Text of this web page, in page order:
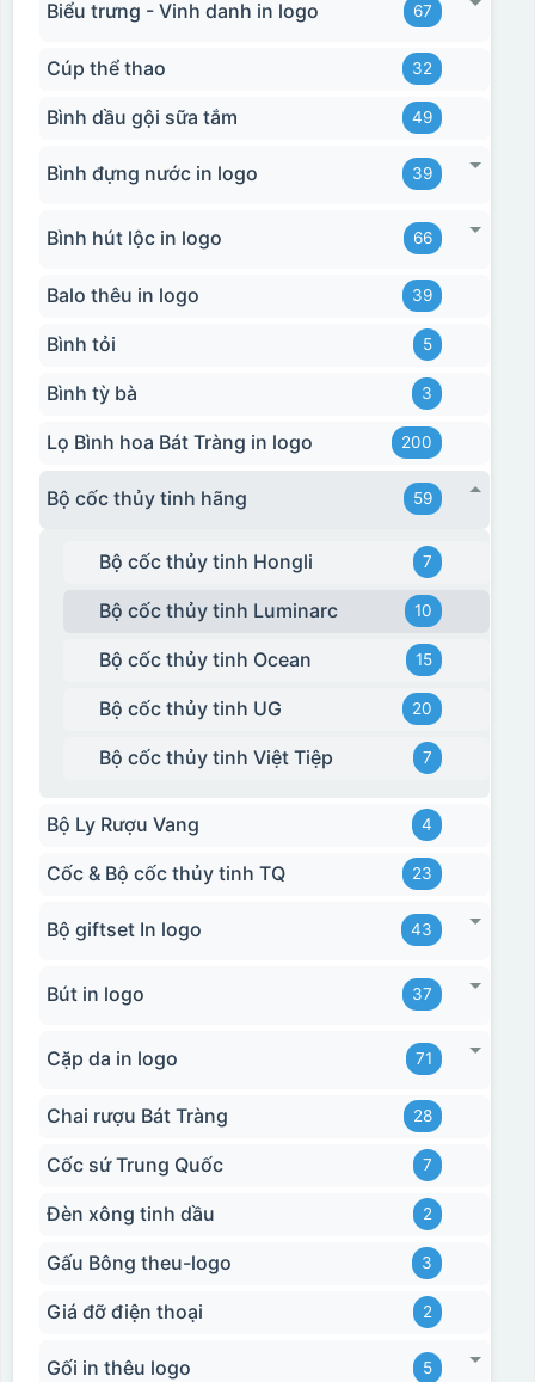
Biểu trưng - Vinh danh in logo 67
Cúp thể thao 32
Bình dầu gội sữa tắm 49
Bình đựng nước in logo 39
Bình hút lộc in logo 66
Balo thêu in logo 39
Bình tỏi 5
Bình tỳ bà 3
Lọ Bình hoa Bát Tràng in logo 200
Bộ cốc thủy tinh hãng 59
Bộ cốc thủy tinh Hongli 7
Bộ cốc thủy tinh Luminarc 10
Bộ cốc thủy tinh Ocean 15
Bộ cốc thủy tinh UG 20
Bộ cốc thủy tinh Việt Tiệp 7
Bộ Ly Rượu Vang 4
Cốc & Bộ cốc thủy tinh TQ 23
Bộ giftset In logo 43
Bút in logo 37
Cặp da in logo 71
Chai rượu Bát Tràng 28
Cốc sứ Trung Quốc 7
Đèn xông tinh dầu 2
Gấu Bông theu-logo 3
Giá đỡ điện thoại 2
Gối in thêu logo 5